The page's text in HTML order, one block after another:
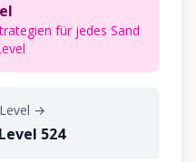
für jedes Sand
→
524